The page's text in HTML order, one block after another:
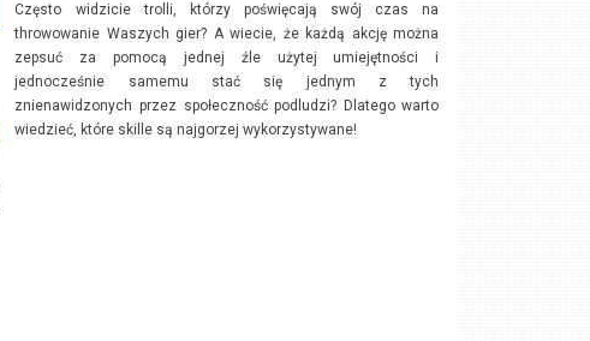
Często widzicie trolli, którzy poświęcają swój czas na
throwowanie Waszych gier? A wiecie, że każdą akcję można
zepsuć za pomocą jednej źle użytej umiejętności i
jednocześnie samemu stać się jednym z tych
znienawidzonych przez społeczność podludzi? Dlatego warto
wiedzieć, które skille są najgorzej wykorzystywane!